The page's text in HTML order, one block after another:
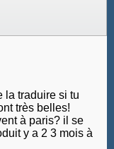
la traduire si tu
très belles!
à paris? il se
y a 2 3 mois à